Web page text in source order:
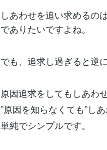
しあわせを追い求めるの
でありたいですよね。
でも、追求し過ぎると逆
原因追求をしてもしあわ
”原因を知らなくても”し
単純でシンプルです。